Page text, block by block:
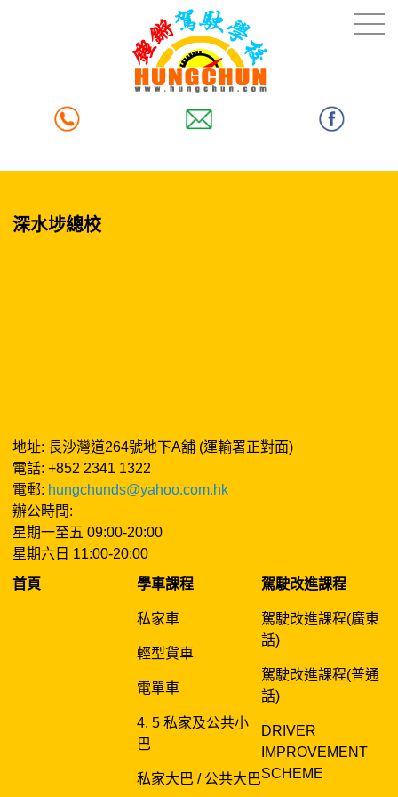
深水埗總校
地址: 長沙灣道264號地下A舖 (運輸署正對面)
電話: +852 2341 1322
電郵: hungchunds@yahoo.com.hk
辦公時間:
星期一至五 09:00-20:00
星期六日 11:00-20:00
首頁
學車課程
私家車
輕型貨車
電單車
4, 5 私家及公共小
巴
私家大巴 / 公共大巴
駕駛改進課程
駕駛改進課程(廣東
話)
駕駛改進課程(普通
話)
DRIVER
IMPROVEMENT
SCHEME